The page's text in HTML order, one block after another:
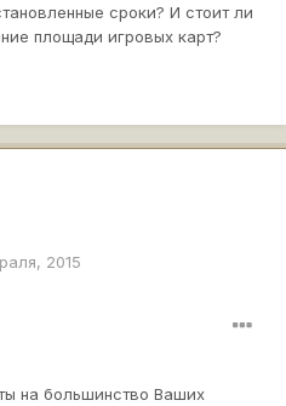
сроки? И стоит ли
площади игровых карт?
2015
на большинство Ваших